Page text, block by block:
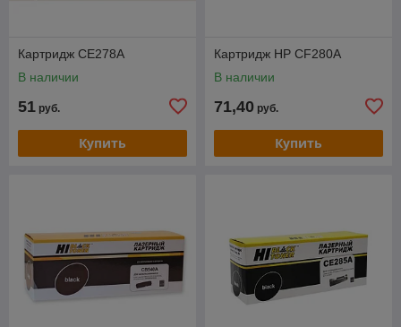
Картридж CE278A
В наличии
51 руб.
Купить
Картридж НР CF280А
В наличии
71,40 руб.
Купить